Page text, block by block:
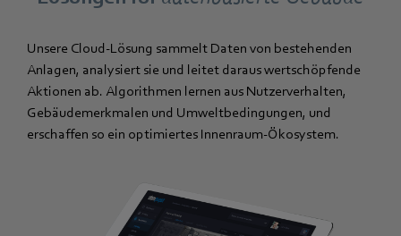
Unsere Cloud-Lösung sammelt Daten von bestehenden
Anlagen, analysiert sie und leitet daraus wertschöpfende
Aktionen ab. Algorithmen lernen aus Nutzerverhalten,
Gebäudemerkmalen und Umweltbedingungen, und
erschaffen so ein optimiertes Innenraum-Ökosystem.